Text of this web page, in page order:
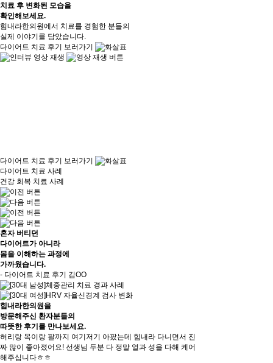
치료 후 변화된 모습을
확인해보세요.
힘내라한의원에서 치료를 경험한 분들의
실제 이야기를 담았습니다.
다이어트 치료 후기 보러가기
다이어트 치료 후기 보러가기
다이어트 치료 사례
건강 회복 치료 사례
혼자 버티던
다이어트가 아니라
몸을 이해하는 과정에
가까웠습니다.
- 다이어트 치료 후기 김OO
힘내라한의원을
방문해주신 환자분들의
따뜻한 후기 를 만나보세요.
허리랑 목이랑 팔까지 여기저기 아팠는데 힘내라 다니면서 진
짜 많이 좋아졌어요! 선생님 두분 다 정말 열과 성을 다해 케어
해주십니다ㅎㅎ